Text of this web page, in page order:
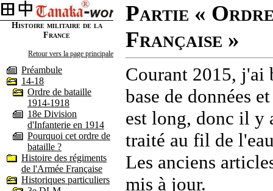
Histoire militaire de la
France
Retour vers la page principale
Préambule
14-18
Ordre de bataille
1914-1918
18e Division
d'Infanterie en 1914
Pourquoi cet ordre de
bataille ?
Histoire des régiments
de l'Armée Française
Historiques particuliers
Partie «
Française »
Courant 2015, j'ai
base de données
est long, donc il y
traité au fil de
Les anciens
mis à jour.